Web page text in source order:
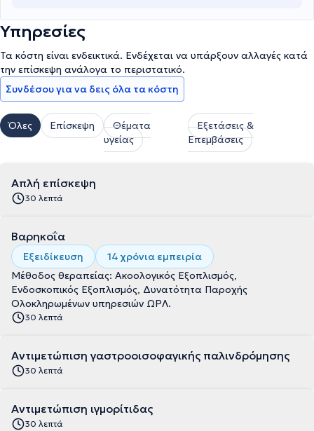
Υπηρεσίες
Τα κόστη είναι ενδεικτικά. Ενδέχεται να υπάρξουν αλλαγές κατά
την επίσκεψη ανάλογα το περιστατικό.
Συνδέσου για να δεις όλα τα κόστη
Όλες Επίσκεψη
Θέματα
υγείας
Εξετάσεις &
Επεμβάσεις
Απλή επίσκεψη
30 λεπτά
Βαρηκοΐα
Εξειδίκευση
14 χρόνια εμπειρία
Μέθοδος θεραπείας: Ακοολογικός Εξοπλισμός,
Ενδοσκοπικός Εξοπλισμός, Δυνατότητα Παροχής
Ολοκληρωμένων υπηρεσιών ΩΡΛ.
30 λεπτά
Αντιμετώπιση γαστροοισοφαγικής παλινδρόμησης
30 λεπτά
Αντιμετώπιση ιγμορίτιδας
30 λεπτά